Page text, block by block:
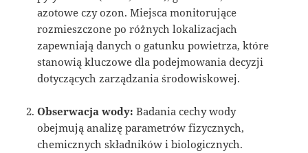
azotowe czy ozon. Miejsca monitorujące
rozmieszczone po różnych lokalizacjach
zapewniają danych o gatunku powietrza, które
stanowią kluczowe dla podejmowania decyzji
dotyczących zarządzania środowiskowej.
Obserwacja wody: Badania cechy wody
obejmują analizę parametrów fizycznych,
chemicznych składników i biologicznych.